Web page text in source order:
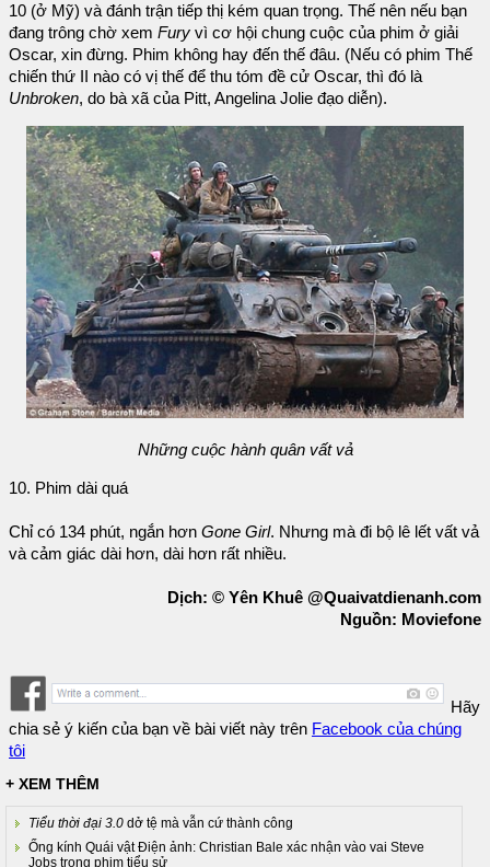
10 (ở Mỹ) và đánh trận tiếp thị kém quan trọng. Thế nên nếu bạn
đang trông chờ xem Fury vì cơ hội chung cuộc của phim ở giải
Oscar, xin đừng. Phim không hay đến thế đâu. (Nếu có phim Thế
chiến thứ II nào có vị thế để thu tóm đề cử Oscar, thì đó là
Unbroken, do bà xã của Pitt, Angelina Jolie đạo diễn).
Những cuộc hành quân vất vả
10. Phim dài quá
Chỉ có 134 phút, ngắn hơn Gone Girl. Nhưng mà đi bộ lê lết vất vả
và cảm giác dài hơn, dài hơn rất nhiều.
Dịch: © Yên Khuê @Quaivatdienanh.com
Nguồn: Moviefone
Hãy
chia sẻ ý kiến của bạn về bài viết này trên Facebook của chúng
tôi
+ XEM THÊM
Tiểu thời đại 3.0 dở tệ mà vẫn cứ thành công
Ống kính Quái vật Điện ảnh: Christian Bale xác nhận vào vai Steve
Jobs trong phim tiểu sử